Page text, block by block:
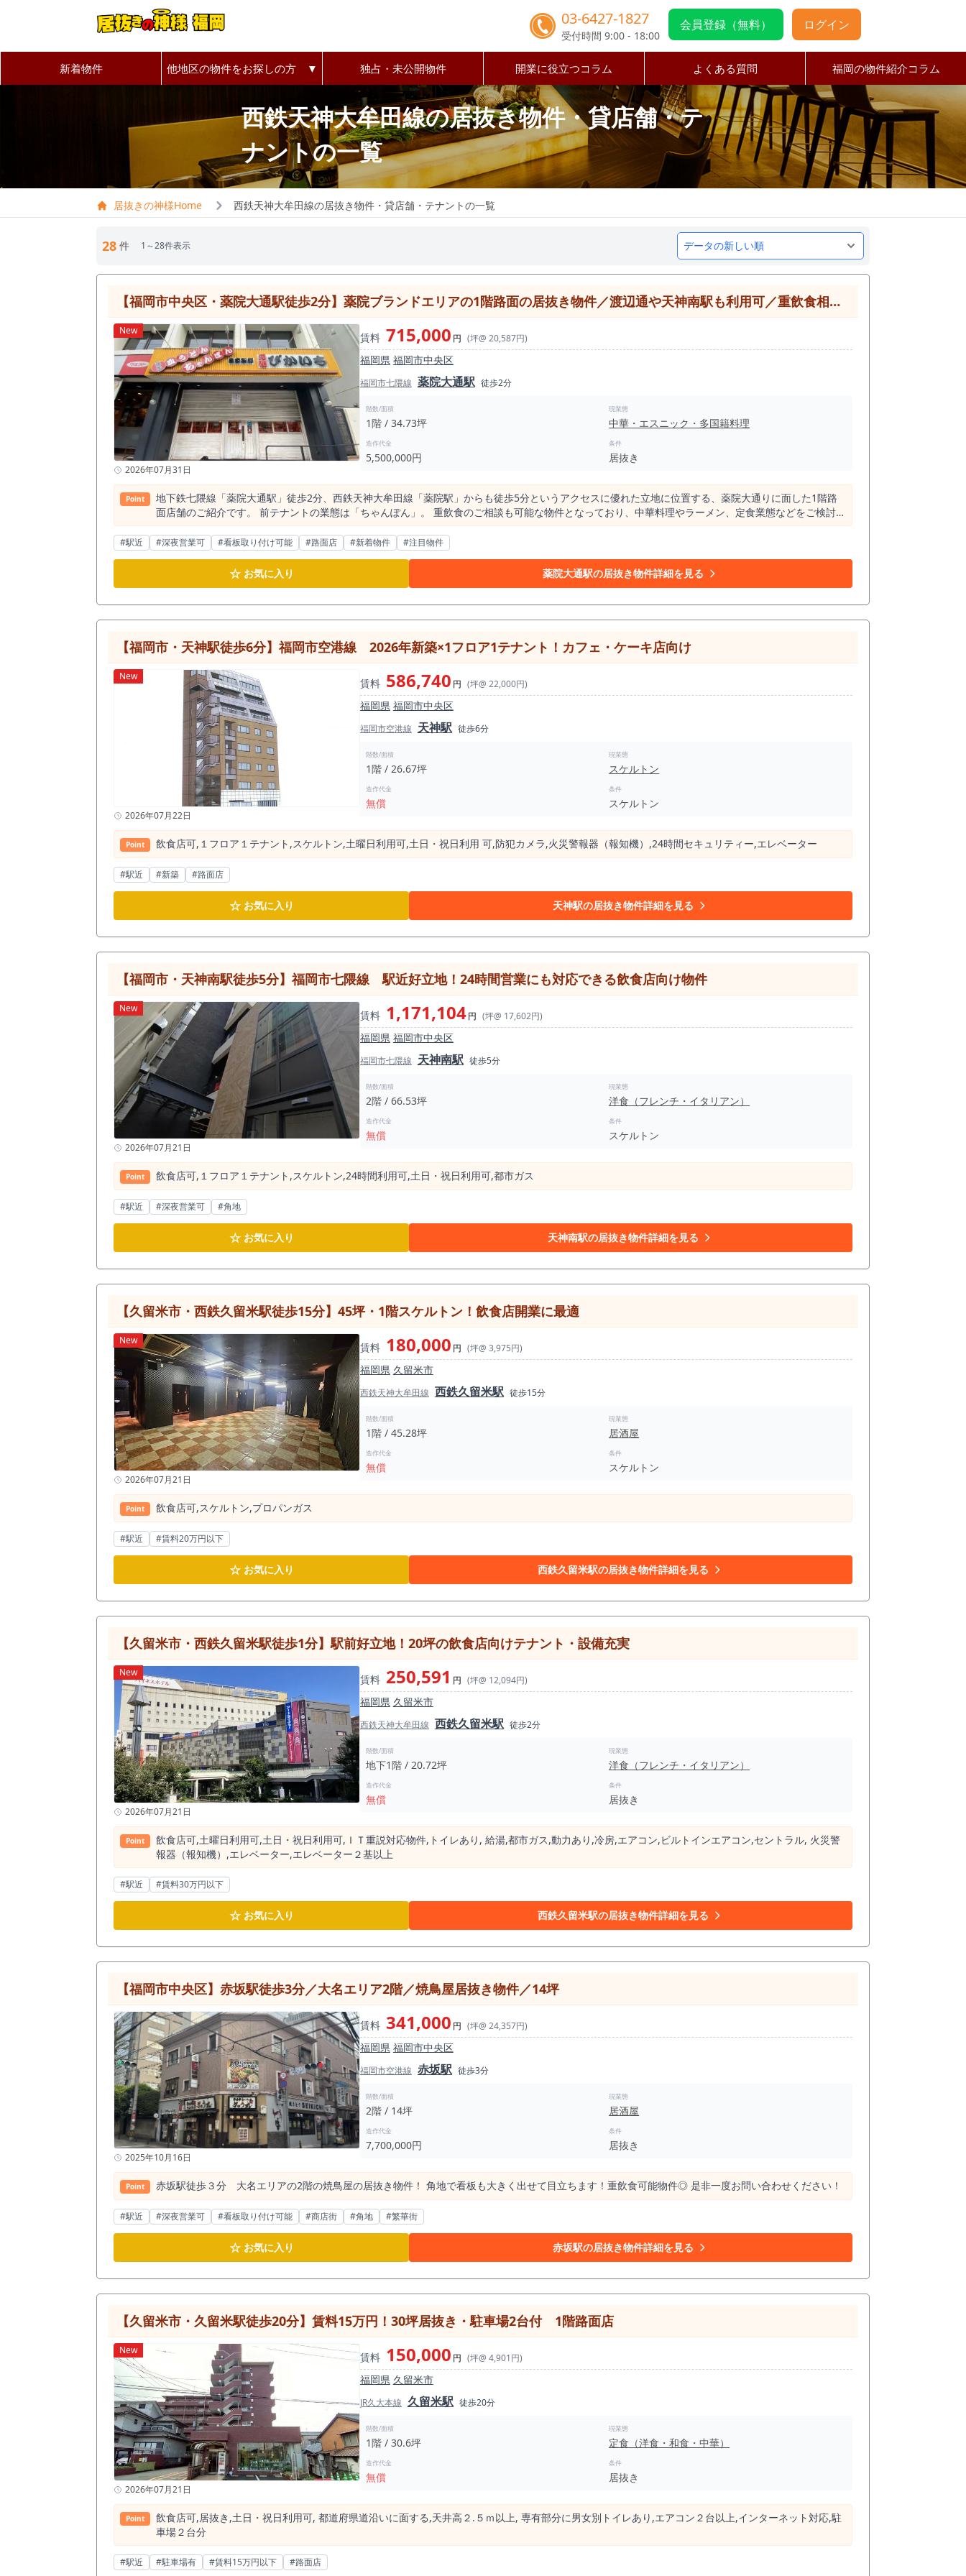
03-6427-1827
受付時間 9:00 - 18:00
会員登録（無料） ログイン
新着物件 他地区の物件をお探しの方 ▼ 独占・未公開物件 開業に役立つコラム よくある質問 福岡の物件紹介コラム
西鉄天神大牟田線の居抜き物件・貸店舗・テ
ナントの一覧
居抜きの神様Home 西鉄天神大牟田線の居抜き物件・貸店舗・テナントの一覧
28 件 1～28件表示
【福岡市中央区・薬院大通駅徒歩2分】薬院ブランドエリアの1階路面の居抜き物件／渡辺通や天神南駅も利用可／重飲食相談可／約34.7坪
New
2026年07月31日
賃料 715,000 円 (坪@ 20,587円)
福岡県 福岡市中央区
福岡市七隈線 薬院大通駅 徒歩2分
階数/面積
1階 / 34.73坪
現業態
中華・エスニック・多国籍料理
造作代金
5,500,000円
条件
居抜き
Point
地下鉄七隈線「薬院大通駅」徒歩2分、西鉄天神大牟田線「薬院駅」からも徒歩5分というアクセスに優れた立地に位置する、薬院大通りに面した1階路
面店舗のご紹介です。 前テナントの業態は「ちゃんぽん」。 重飲食のご相談も可能な物件となっており、中華料理やラーメン、定食業態などをご検討
の事業者様にとって、内装や厨房設備などの初期費用を大幅に圧縮し、 事業の早期立ち上げを描けるポテンシャルの高い居抜き物件です。 薬院3丁目周
辺は、天神の喧騒から程よく離れ、感度の高い大人たちが集う洗練されたエリアです。 さらに駅の南側には、福岡市内でも有数の高級住宅街として知ら
れる「浄水エリア」が広がっています。 質の高いライフスタイルを好む住民が多く、「安さ」よりも「こだわり」や「本物」が評価される土壌がありま
す。 そのため、客単価を高めに設定した独自性のあるコンセプト店舗とも非常に相性が良いのが特徴です。 一過性の集客に頼るのではなく、確かな商
品力とサービスで勝負し、長く愛される常連客を定着させていくには理想的な環境と言えます。 本物件の半径500m圏内には、業態を問わず約525件も
エリアでも十分に存在感を発揮し、早期に認知を獲得できるはずです。 薬院大通に面した本物件は、車通り・人通りともに豊富で、常に街の生活動線上
に位置しています。 平日のランチタイムには周辺のオフィスワーカーを、夜は仕事帰りのディナーや大人のサードプレイスを求める人々を取り込むこと
ができます。 さらに休日は街歩きを楽しむ来訪客も多く、1週間を通じて売上の波を作りにくい、安定した店舗運営を描きやすい立地です。 また、博多
駅まで直通約8分、天神南まで約4分という地下鉄の利便性に加え、バスや西鉄電車の利用も容易な「交通の要所」であるため、 広域からの集客だけでな
く、アルバイトやスタッフの「採用面」においても非常に有利に働きます。 福岡市内でも「薬院エリアの1階路面・居抜き物件」は非常に競争率が高
く、お早目の現地確認をおすすめする注目エリアです。 図面や写真だけでは伝わらない、実際の薬院大通りの交通量、店構え（ファサード）の視認性、
そして厨房設備の使い勝手や客席レイアウトの可能性。 これらは、事業者様ご自身の目で直接ご確認いただいて初めて、具体的な「勝算」へと変わりま
せを心よりお待ち申し上げております。
#駅近 #深夜営業可 #看板取り付け可能 #路面店 #新着物件 #注目物件
☆ お気に入り 薬院大通駅の居抜き物件詳細を見る
【福岡市・天神駅徒歩6分】福岡市空港線 2026年新築×1フロア1テナント！カフェ・ケーキ店向け
New
2026年07月22日
賃料 586,740 円 (坪@ 22,000円)
福岡県 福岡市中央区
福岡市空港線 天神駅 徒歩6分
階数/面積
1階 / 26.67坪
現業態
スケルトン
造作代金
無償
条件
スケルトン
Point 飲⾷店可,１フロア１テナント,スケルトン,⼟曜⽇利⽤可,⼟⽇・祝⽇利⽤ 可,防犯カメラ,⽕災警報器（報知機）,24時間セキュリティー,エレベーター
#駅近 #新築 #路面店
☆ お気に入り 天神駅の居抜き物件詳細を見る
【福岡市・天神南駅徒歩5分】福岡市七隈線 駅近好立地！24時間営業にも対応できる飲食店向け物件
New
2026年07月21日
賃料 1,171,104円 (坪@ 17,602円)
福岡県 福岡市中央区
福岡市七隈線 天神南駅 徒歩5分
階数/面積
2階 / 66.53坪
現業態
洋食（フレンチ・イタリアン）
造作代金
無償
条件
スケルトン
Point 飲⾷店可,１フロア１テナント,スケルトン,24時間利⽤可,⼟⽇・祝⽇利⽤可,都市ガス
#駅近 #深夜営業可 #角地
☆ お気に入り 天神南駅の居抜き物件詳細を見る
【久留米市・西鉄久留米駅徒歩15分】45坪・1階スケルトン！飲食店開業に最適
New
2026年07月21日
賃料 180,000 円 (坪@ 3,975円)
福岡県 久留米市
西鉄天神大牟田線 西鉄久留米駅 徒歩15分
階数/面積
1階 / 45.28坪
現業態
居酒屋
造作代金
無償
条件
スケルトン
Point 飲⾷店可,スケルトン,プロパンガス
#駅近 #賃料20万円以下
☆ お気に入り 西鉄久留米駅の居抜き物件詳細を見る
【久留米市・西鉄久留米駅徒歩1分】駅前好立地！20坪の飲食店向けテナント・設備充実
New
2026年07月21日
賃料 250,591 円 (坪@ 12,094円)
福岡県 久留米市
西鉄天神大牟田線 西鉄久留米駅 徒歩2分
階数/面積
地下1階 / 20.72坪
現業態
洋食（フレンチ・イタリアン）
造作代金
無償
条件
居抜き
Point
飲⾷店可,⼟曜⽇利⽤可,⼟⽇・祝⽇利⽤可,ＩＴ重説対応物件,トイレあり, 給湯,都市ガス,動⼒あり,冷房,エアコン,ビルトインエアコン,セントラル, ⽕災警
報器（報知機）,エレベーター,エレベーター２基以上
#駅近 #賃料30万円以下
☆ お気に入り 西鉄久留米駅の居抜き物件詳細を見る
【福岡市中央区】赤坂駅徒歩3分／大名エリア2階／焼鳥屋居抜き物件／14坪
2025年10月16日
賃料 341,000 円 (坪@ 24,357円)
福岡県 福岡市中央区
福岡市空港線 赤坂駅 徒歩3分
階数/面積
2階 / 14坪
現業態
居酒屋
造作代金
7,700,000円
条件
居抜き
Point 赤坂駅徒歩３分 大名エリアの2階の焼鳥屋の居抜き物件！ 角地で看板も大きく出せて目立ちます！重飲食可能物件◎ 是非一度お問い合わせください！
#駅近 #深夜営業可 #看板取り付け可能 #商店街 #角地 #繁華街
☆ お気に入り 赤坂駅の居抜き物件詳細を見る
【久留米市・久留米駅徒歩20分】賃料15万円！30坪居抜き・駐車場2台付 1階路面店
New
2026年07月21日
賃料 150,000 円 (坪@ 4,901円)
福岡県 久留米市
JR久大本線 久留米駅 徒歩20分
階数/面積
1階 / 30.6坪
現業態
定食（洋食・和食・中華）
造作代金
無償
条件
居抜き
Point
飲⾷店可,居抜き,⼟⽇・祝⽇利⽤可, 都道府県道沿いに⾯する,天井⾼２.５ｍ以上, 専有部分に男⼥別トイレあり,エアコン２台以上,インターネット対応,駐
⾞場２台分
#駅近 #駐車場有 #賃料15万円以下 #路面店